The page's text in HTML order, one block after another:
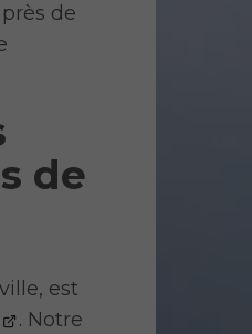
de
de
est
. Notre